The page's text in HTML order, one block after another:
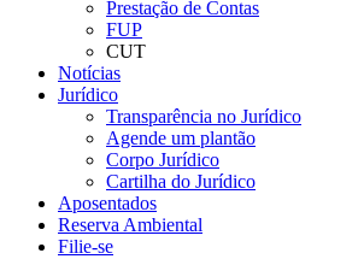
Prestação de Contas
FUP
CUT
Notícias
Jurídico
Transparência no Jurídico
Agende um plantão
Corpo Jurídico
Cartilha do Jurídico
Aposentados
Reserva Ambiental
Filie-se